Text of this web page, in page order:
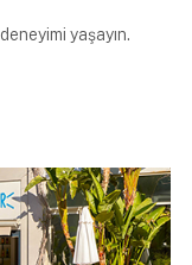
yaşayın.